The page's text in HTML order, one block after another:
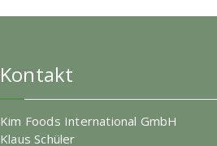
Kontakt
Kim Foods International GmbH
Klaus Schüler